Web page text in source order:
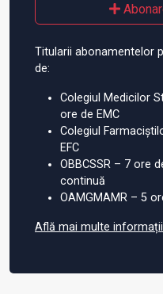
Titularii abonamentelor
de:
Colegiul Medicilor
ore de EMC
Colegiul
EFC
OBBCSSR – 7 ore
continuă
OAMGMAMR – 5
Află mai multe